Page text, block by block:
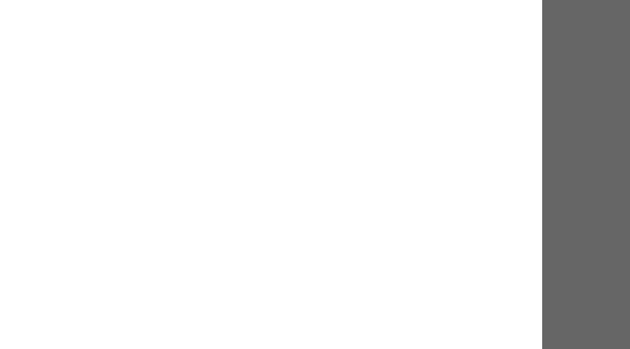
egy másik nagy előnye, hogy jóval
lehet számítani, valamint ezek
a legmodernebbnek számító BeautiFill
módon, amely során ezek egyáltalán nem
lesz látható.
után a felépülési idő is jóval rövidebb,